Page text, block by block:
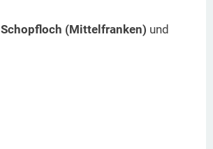
Schopfloch (Mittelfranken) und